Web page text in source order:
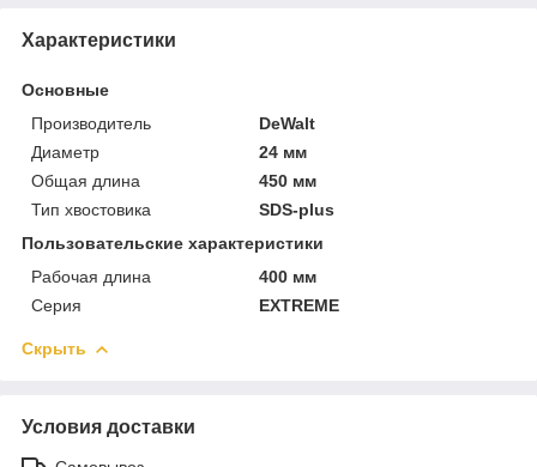
Характеристики
Основные
Производитель
DeWalt
Диаметр
24 мм
Общая длина
450 мм
Тип хвостовика
SDS-plus
Пользовательские характеристики
Рабочая длина
400 мм
Серия
EXTREME
Скрыть
Условия доставки